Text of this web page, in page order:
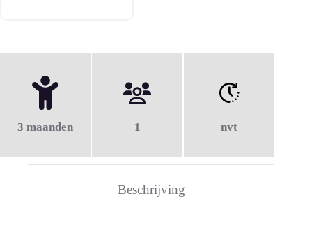
3 maanden 1 nvt
Beschrijving